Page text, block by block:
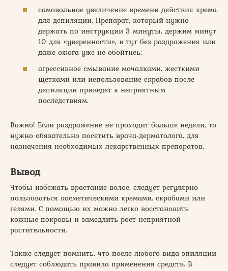
самовольное увеличение времени действия крема
для депиляции. Препарат, который нужно
держать по инструкции 3 минуты, держим минут
10 для «уверенности», и тут без раздражения или
даже ожога уже не обойтись;
агрессивное смывание мочалками, жесткими
щетками или использование скрабов после
депиляции приведет к неприятным
последствиям.
Важно! Если раздражение не проходит больше недели, то
нужно обязательно посетить врача-дерматолога, для
назначения необходимых лекарственных препаратов.
Вывод
Чтобы избежать врастание волос, следует регулярно
пользоваться косметическими кремами, скрабами или
гелями. С помощью их можно легко восстановить
кожные покровы и замедлить рост неприятной
растительности.
Также следует помнить, что после любого вида эпиляции
следует соблюдать правила применения средств. В